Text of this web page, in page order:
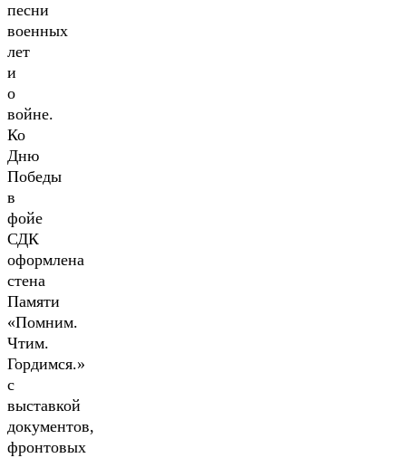
песни
военных
лет
и
о
войне.
Ко
Дню
Победы
в
фойе
СДК
оформлена
стена
Памяти
«Помним.
Чтим.
Гордимся.»
с
выставкой
документов,
фронтовых